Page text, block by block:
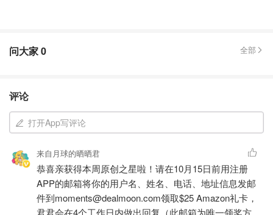
问大家0 全部
评论
打开App写评论
来自月球的晒晒君
恭喜亲获得本周原创之星啦！请在10月15日前用注册
APP的邮箱将你的用户名、姓名、电话、地址信息发邮
件到moments@dealmoon.com领取$25 Amazon礼卡，
君君会在4个工作日内做出回复（此邮箱为唯一领奖方